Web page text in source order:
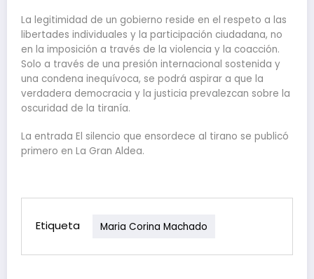
La legitimidad de un gobierno reside en el respeto a las
libertades individuales y la participación ciudadana, no
en la imposición a través de la violencia y la coacción.
Solo a través de una presión internacional sostenida y
una condena inequívoca, se podrá aspirar a que la
verdadera democracia y la justicia prevalezcan sobre la
oscuridad de la tiranía.
La entrada El silencio que ensordece al tirano se publicó
primero en La Gran Aldea.
Etiqueta Maria Corina Machado